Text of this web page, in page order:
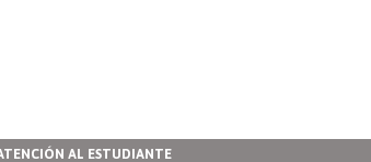
AL ESTUDIANTE